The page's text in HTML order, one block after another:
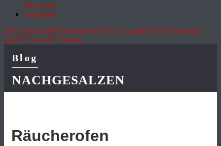
Abo testen
Anmelden
Die aktuelle ZEITDrohnenvorfall in LeipzigHitze"Deutschland
spricht"Aktuelle Themen
Blog
NACHGESALZEN
Räucherofen